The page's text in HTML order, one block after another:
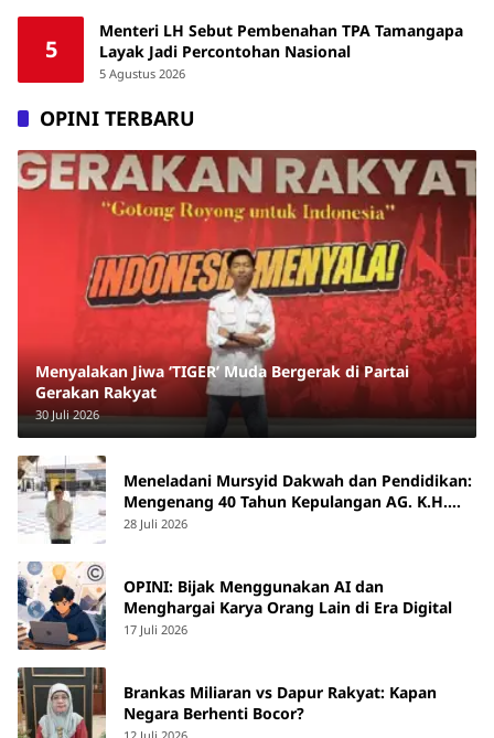
5
Menteri LH Sebut Pembenahan TPA Tamangapa
Layak Jadi Percontohan Nasional
5 Agustus 2026
OPINI TERBARU
Menyalakan Jiwa ‘TIGER’ Muda Bergerak di Partai
Gerakan Rakyat
30 Juli 2026
Meneladani Mursyid Dakwah dan Pendidikan:
Mengenang 40 Tahun Kepulangan AG. K.H.
Yunus Martan
28 Juli 2026
OPINI: Bijak Menggunakan AI dan
Menghargai Karya Orang Lain di Era Digital
17 Juli 2026
Brankas Miliaran vs Dapur Rakyat: Kapan
Negara Berhenti Bocor?